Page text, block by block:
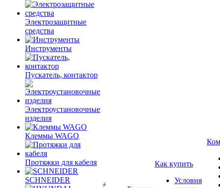
Электрозащитные
средства
Инструменты
Пускатель, контактор
Электроустановочные
изделия
Клеммы WAGO
Протяжки для кабеля
SCHNEIDER
Как купить
Условия